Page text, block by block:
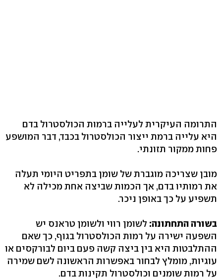
התרומה העיקרית לעלייה ברמות הכולסטרול בדם
היא עלייה ברמת ייצור הכולסטרול בכבד, דבר המושפע
פחות ממקור תזונתי.
מובן שצריכה מוגברת של שומן בתפריט היומי תעלה
את רמותיו בדם, אך הכמות שביצה אחת מכילה לא
תשפיע על כך באופן ניכר.
בשורה התחתונה: לשומן רווי ולשומן טראנס יש
השפעה ישירה על רמות הכולסטרול בגוף, כך שאם
ההתלבטות היא בין ביצה קשה פעם ביום לבורקסים או
עוגיות, מומלץ לבחור באפשרות הראשונה לשם שמירה
על רמות שומנים וכולסטרול תקינות בדם.